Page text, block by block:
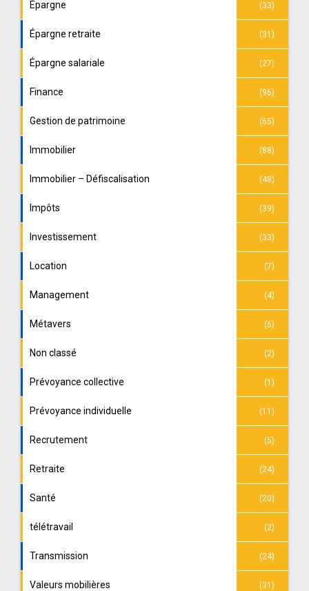
Épargne (33)
Épargne retraite (31)
Épargne salariale (27)
Finance (96)
Gestion de patrimoine (65)
Immobilier (88)
Immobilier – Défiscalisation (48)
Impôts (39)
Investissement (33)
Location (7)
Management (4)
Métavers (6)
Non classé (2)
Prévoyance collective (1)
Prévoyance individuelle (11)
Recrutement (5)
Retraite (24)
Santé (20)
télétravail (2)
Transmission (24)
Valeurs mobilières (31)